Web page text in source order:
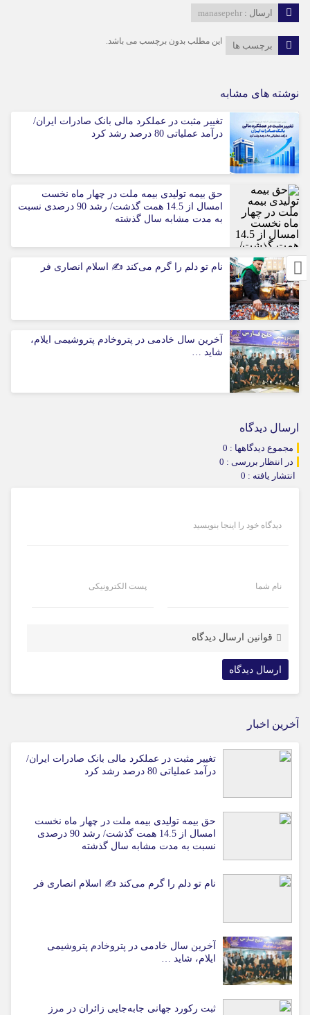
ارسال : manasepehr
برچسب ها این مطلب بدون برچسب می باشد.
نوشته های مشابه
تغییر مثبت در عملکرد مالی بانک صادرات ایران/
درآمد عملیاتی 80 درصد رشد کرد
حق بیمه تولیدی بیمه ملت در چهار ماه نخست
امسال از 14.5 همت گذشت/ رشد 90 درصدی نسبت
به مدت مشابه سال گذشته
نام تو دلم را گرم می‌کند ✍️ اسلام انصاری فر
آخرین سال خادمی در پتروخادم پتروشیمی ایلام،
شاید …
ارسال دیدگاه
مجموع دیدگاهها : 0
در انتظار بررسی : 0
انتشار یافته : 0
دیدگاه خود را اینجا بنویسید
نام شما پست الکترونیکی
قوانین ارسال دیدگاه
آخرین اخبار
تغییر مثبت در عملکرد مالی بانک صادرات ایران/
درآمد عملیاتی 80 درصد رشد کرد
حق بیمه تولیدی بیمه ملت در چهار ماه نخست
امسال از 14.5 همت گذشت/ رشد 90 درصدی
نسبت به مدت مشابه سال گذشته
نام تو دلم را گرم می‌کند ✍️ اسلام انصاری فر
آخرین سال خادمی در پتروخادم پتروشیمی
ایلام، شاید …
ثبت رکورد جهانی جابه‌جایی زائران در مرز